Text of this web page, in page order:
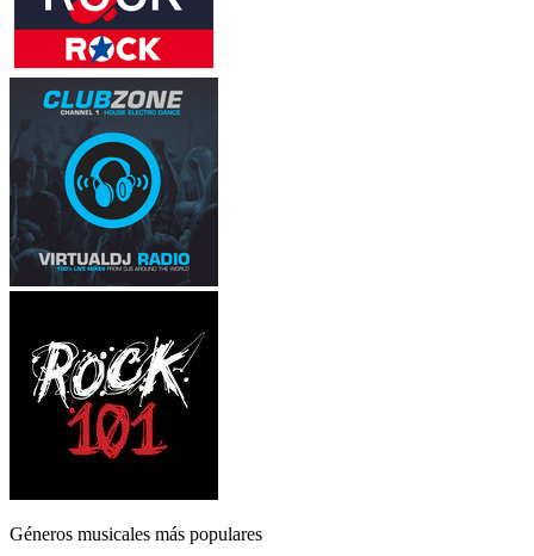
Géneros musicales más populares